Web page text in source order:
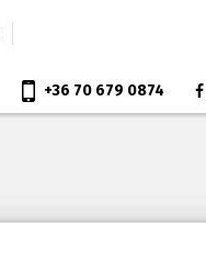
+36 70 679 0874